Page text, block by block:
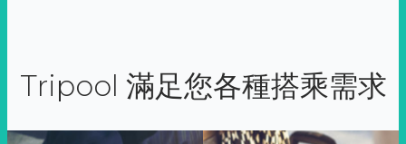
Tripool 滿足您各種搭乘需求